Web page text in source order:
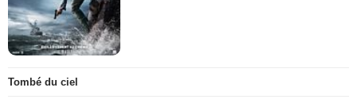
Tombé du ciel